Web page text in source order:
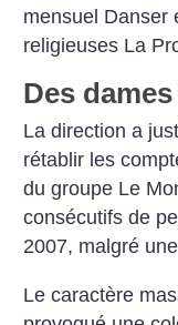
mensuel Danser
religieuses La
Des
La direction a
rétablir les
du groupe Le
consécutifs de
2007, malgré
Le caractère